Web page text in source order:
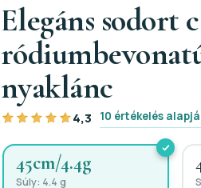
Elegáns sodort
nyaklánc
4,3 10 értékelés
45cm/4.4g
Súly: 4.4 g